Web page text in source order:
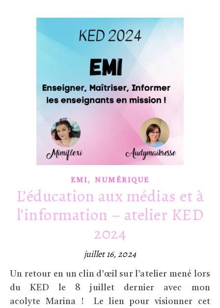
EMI,NUMÉRIQUE
L’éducation aux médias et à
l’information – atelier KED
2024
juillet 16, 2024
Un retour en un clin d’œil sur l’atelier mené lors
du KED le 8 juillet dernier avec mon
acolyte Marina ! Le lien pour visionner cet